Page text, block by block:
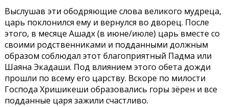
Выслушав эти ободряющие слова великого мудреца,
царь поклонился ему и вернулся во дворец. После
этого, в месяце Ашадх (в июне/июле) царь вместе со
своими родственниками и подданными должным
образом соблюдал этот благоприятный Падма или
Шаяна Экадаши. Под влиянием этого обета дожди
прошли по всему его царству. Вскоре по милости
Господа Хришикеши образовались горы зёрен и все
подданные царя зажили счастливо.